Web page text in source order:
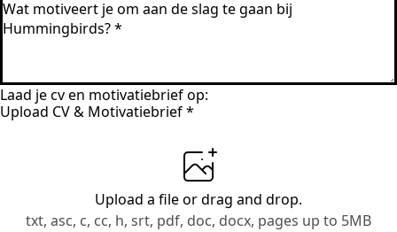
Laad je cv en motivatiebrief op:
Upload CV & Motivatiebrief*
Upload a fileor drag and drop.
txt, asc, c, cc, h, srt, pdf, doc, docx, pages up to 5MB